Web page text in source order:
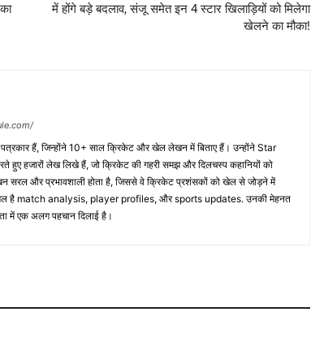
में होंगे बड़े बदलाव, संजू समेत इन 4 स्टार खिलाड़ियों को मिलेगा
खेलने का मौका!
हैं, जिन्होंने 10+ साल क्रिकेट और खेल लेखन में बिताए हैं। उन्होंने Star
हजारों लेख लिखे हैं, जो क्रिकेट की गहरी समझ और दिलचस्प कहानियों को
सरल और प्रभावशाली होता है, जिससे वे क्रिकेट प्रशंसकों को खेल से जोड़ने में
है match analysis, player profiles, और sports updates. उनकी मेहनत
में एक अलग पहचान दिलाई है।